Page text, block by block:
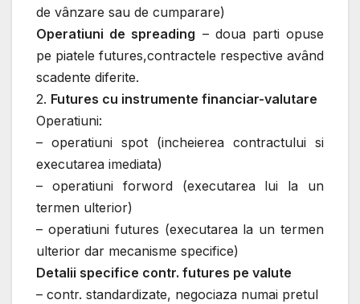
de vânzare sau de cumparare)
Operatiuni de spreading – doua parti opuse
pe piatele futures,contractele respective având
scadente diferite.
2. Futures cu instrumente financiar-valutare
Operatiuni:
– operatiuni spot (incheierea contractului si
executarea imediata)
– operatiuni forword (executarea lui la un
termen ulterior)
– operatiuni futures (executarea la un termen
ulterior dar mecanisme specifice)
Detalii specifice contr. futures pe valute
– contr. standardizate, negociaza numai pretul